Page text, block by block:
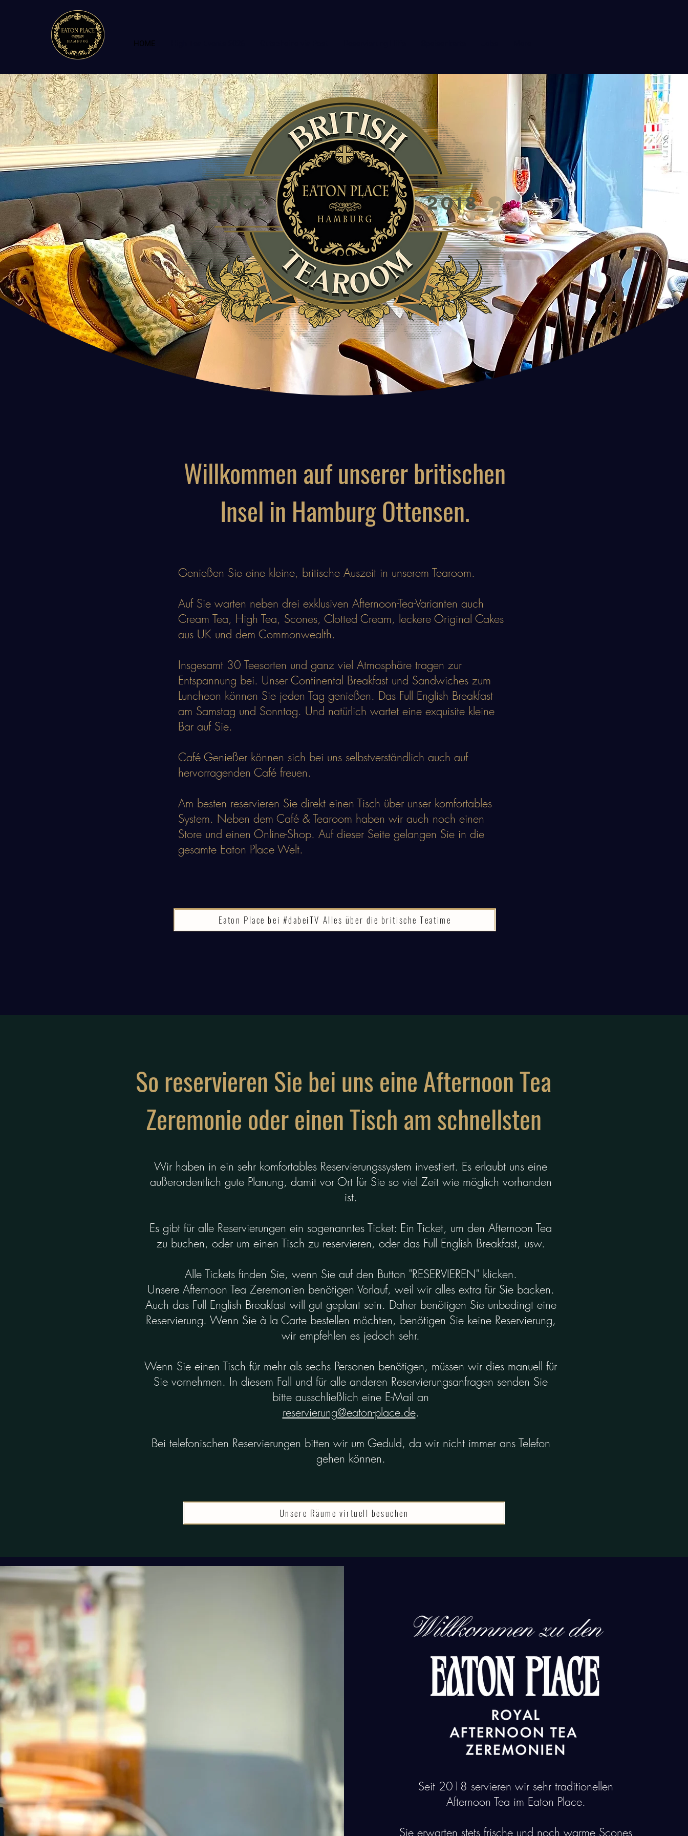
HOME
Willkommen auf unserer britischen
Insel in Hamburg Ottensen.
Genießen Sie eine kleine, britische Auszeit in unserem Tearoom.
Auf Sie warten neben drei exklusiven Afternoon-Tea-Varianten auch
Cream Tea, High Tea, Scones, Clotted Cream, leckere Original Cakes
aus UK und dem Commonwealth.
Insgesamt 30 Teesorten und ganz viel Atmosphäre tragen zur
Entspannung bei. Unser Continental Breakfast und Sandwiches zum
Luncheon können Sie jeden Tag genießen. Das Full English Breakfast
am Samstag und Sonntag. Und natürlich wartet eine exquisite kleine
Bar auf Sie.
Café Genießer können sich bei uns selbstverständlich auch auf
hervorragenden Café freuen.
Am besten reservieren Sie direkt einen Tisch über unser komfortables
System. Neben dem Café & Tearoom haben wir auch noch einen
Store und einen Online-Shop. Auf dieser Seite gelangen Sie in die
gesamte Eaton Place Welt.
Eaton Place bei #dabeiTV Alles über die britische Teatime
So reservieren Sie bei uns eine Afternoon Tea
Zeremonie oder einen Tisch am schnellsten
Wir haben in ein sehr komfortables Reservierungssystem investiert. Es erlaubt uns eine
außerordentlich gute Planung, damit vor Ort für Sie so viel Zeit wie möglich vorhanden
ist.
Es gibt für alle Reservierungen ein sogenanntes Ticket: Ein Ticket, um den Afternoon Tea
zu buchen, oder um einen Tisch zu reservieren, oder das Full English Breakfast, usw.
Alle Tickets finden Sie, wenn Sie auf den Button "RESERVIEREN" klicken.
Unsere Afternoon Tea Zeremonien benötigen Vorlauf, weil wir alles extra für Sie backen.
Auch das Full English Breakfast will gut geplant sein. Daher benötigen Sie unbedingt eine
Reservierung. Wenn Sie à la Carte bestellen möchten, benötigen Sie keine Reservierung,
wir empfehlen es jedoch sehr.
Wenn Sie einen Tisch für mehr als sechs Personen benötigen, müssen wir dies manuell für
Sie vornehmen. In diesem Fall und für alle anderen Reservierungsanfragen senden Sie
bitte ausschließlich eine E-Mail an
reservierung@eaton-place.de.
Bei telefonischen Reservierungen bitten wir um Geduld, da wir nicht immer ans Telefon
gehen können.
Unsere Räume virtuell besuchen
Seit 2018 servieren wir sehr traditionellen
Afternoon Tea im Eaton Place.
Sie erwarten stets frische und noch warme Scones